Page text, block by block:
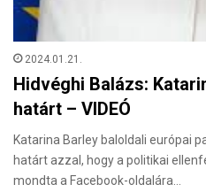
2024.01.21.
Hidvéghi Balázs:
határt – VIDEÓ
Katarina Barley baloldali európai
határt azzal, hogy a politikai
mondta a Facebook-oldalára…